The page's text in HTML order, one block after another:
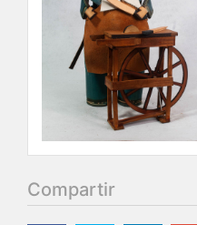
Compartir